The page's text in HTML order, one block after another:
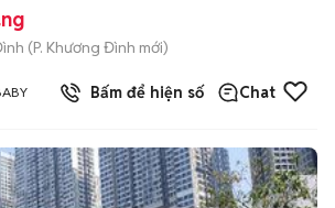
(P. Khương Đình mới)
Bấm để hiện số Chat